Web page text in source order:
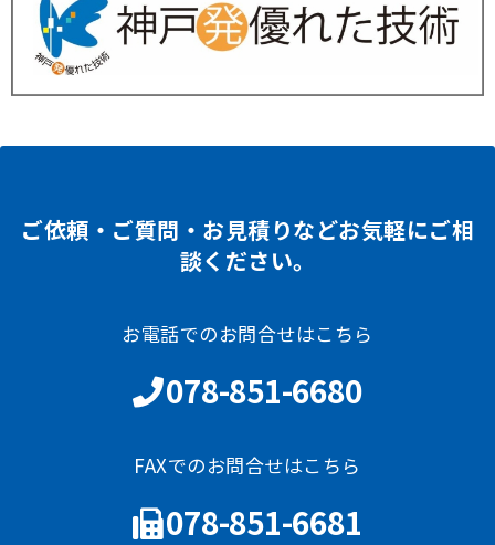
ご依頼・ご質問・お見積りなどお気軽にご相
談ください。
お電話でのお問合せはこちら
078-851-6680
FAXでのお問合せはこちら
078-851-6681